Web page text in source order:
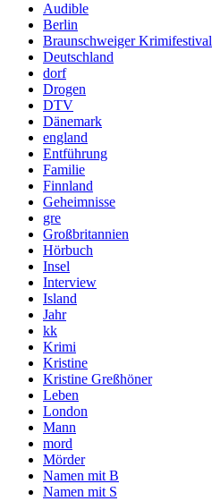
Audible
Berlin
Braunschweiger Krimifestival
Deutschland
dorf
Drogen
DTV
Dänemark
england
Entführung
Familie
Finnland
Geheimnisse
gre
Großbritannien
Hörbuch
Insel
Interview
Island
Jahr
kk
Krimi
Kristine
Kristine Greßhöner
Leben
London
Mann
mord
Mörder
Namen mit B
Namen mit S